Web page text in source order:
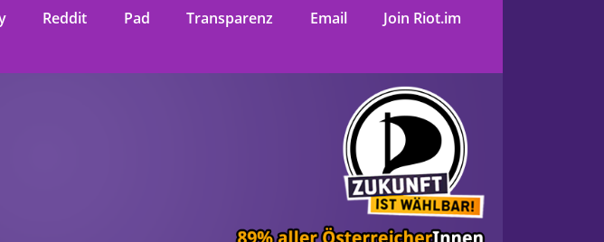
Reddit Pad Transparenz Email
Join Riot.im